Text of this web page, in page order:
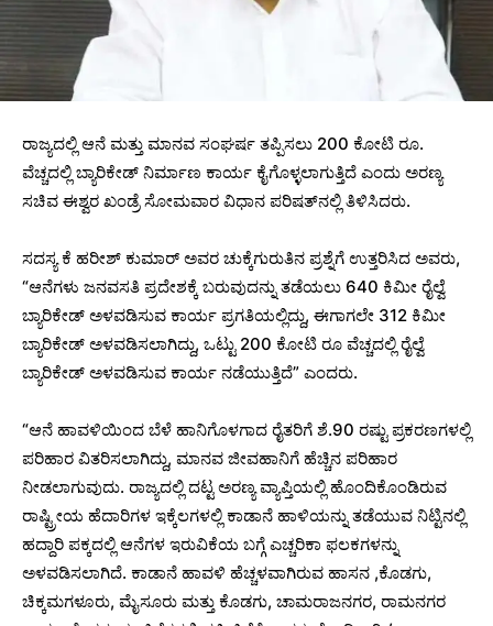
ರಾಜ್ಯದಲ್ಲಿ ಆನೆ ಮತ್ತು ಮಾನವ ಸಂಘರ್ಷ ತಪ್ಪಿಸಲು 200 ಕೋಟಿ ರೂ.
ವೆಚ್ಚದಲ್ಲಿ ಬ್ಯಾರಿಕೇಡ್ ನಿರ್ಮಾಣ ಕಾರ್ಯ ಕೈಗೊಳ್ಳಲಾಗುತ್ತಿದೆ ಎಂದು ಅರಣ್ಯ
ಸಚಿವ ಈಶ್ವರ ಖಂಡ್ರೆ ಸೋಮವಾರ ವಿಧಾನ ಪರಿಷತ್‌ನಲ್ಲಿ ತಿಳಿಸಿದರು.
ಸದಸ್ಯ ಕೆ ಹರೀಶ್ ಕುಮಾರ್ ಅವರ ಚುಕ್ಕೆಗುರುತಿನ ಪ್ರಶ್ನೆಗೆ ಉತ್ತರಿಸಿದ ಅವರು,
“ಆನೆಗಳು ಜನವಸತಿ ಪ್ರದೇಶಕ್ಕೆ ಬರುವುದನ್ನು ತಡೆಯಲು 640 ಕಿಮೀ ರೈಲ್ವೆ
ಬ್ಯಾರಿಕೇಡ್ ಅಳವಡಿಸುವ ಕಾರ್ಯ ಪ್ರಗತಿಯಲ್ಲಿದ್ದು, ಈಗಾಗಲೇ 312 ಕಿಮೀ
ಬ್ಯಾರಿಕೇಡ್ ಅಳವಡಿಸಲಾಗಿದ್ದು, ಒಟ್ಟು 200 ಕೋಟಿ ರೂ ವೆಚ್ಚದಲ್ಲಿ ರೈಲ್ವೆ
ಬ್ಯಾರಿಕೇಡ್ ಅಳವಡಿಸುವ ಕಾರ್ಯ ನಡೆಯುತ್ತಿದೆ” ಎಂದರು.
“ಆನೆ ಹಾವಳಿಯಿಂದ ಬೆಳೆ ಹಾನಿಗೊಳಗಾದ ರೈತರಿಗೆ ಶೆ.90 ರಷ್ಟು ಪ್ರಕರಣಗಳಲ್ಲಿ
ಪರಿಹಾರ ವಿತರಿಸಲಾಗಿದ್ದು, ಮಾನವ ಜೀವಹಾನಿಗೆ ಹೆಚ್ಚಿನ ಪರಿಹಾರ
ನೀಡಲಾಗುವುದು. ರಾಜ್ಯದಲ್ಲಿ ದಟ್ಟ ಅರಣ್ಯ ವ್ಯಾಪ್ತಿಯಲ್ಲಿ ಹೊಂದಿಕೊಂಡಿರುವ
ರಾಷ್ಟ್ರೀಯ ಹೆದಾರಿಗಳ ಇಕ್ಕೆಲಗಳಲ್ಲಿ ಕಾಡಾನೆ ಹಾಳಿಯನ್ನು ತಡೆಯುವ ನಿಟ್ಟಿನಲ್ಲಿ
ಹದ್ದಾರಿ ಪಕ್ಕದಲ್ಲಿ ಆನೆಗಳ ಇರುವಿಕೆಯ ಬಗ್ಗೆ ಎಚ್ಚರಿಕಾ ಫಲಕಗಳನ್ನು
ಅಳವಡಿಸಲಾಗಿದೆ. ಕಾಡಾನೆ ಹಾವಳಿ ಹೆಚ್ಚಳವಾಗಿರುವ ಹಾಸನ ,ಕೊಡಗು,
ಚಿಕ್ಕಮಗಳೂರು, ಮೈಸೂರು ಮತ್ತು ಕೊಡಗು, ಚಾಮರಾಜನಗರ, ರಾಮನಗರ